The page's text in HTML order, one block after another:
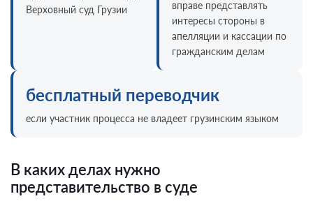
Верховный суд Грузии
вправе представлять
интересы стороны в
апелляции и кассации по
гражданским делам
бесплатный переводчик
если участник процесса не владеет грузинским языком
В каких делах нужно
представительство в суде